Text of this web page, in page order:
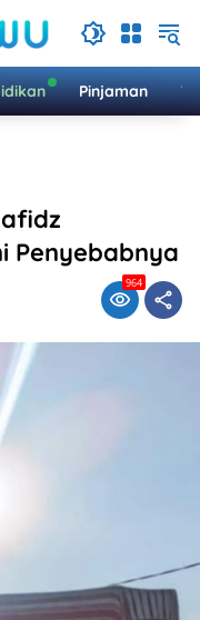
Pinjaman
Penyebabnya
964